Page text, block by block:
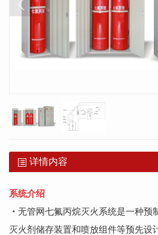
详情内容
系统介绍
・ 无管网七氟丙烷灭火系统是一种预
灭火剂储存装置和喷放组件等预先设